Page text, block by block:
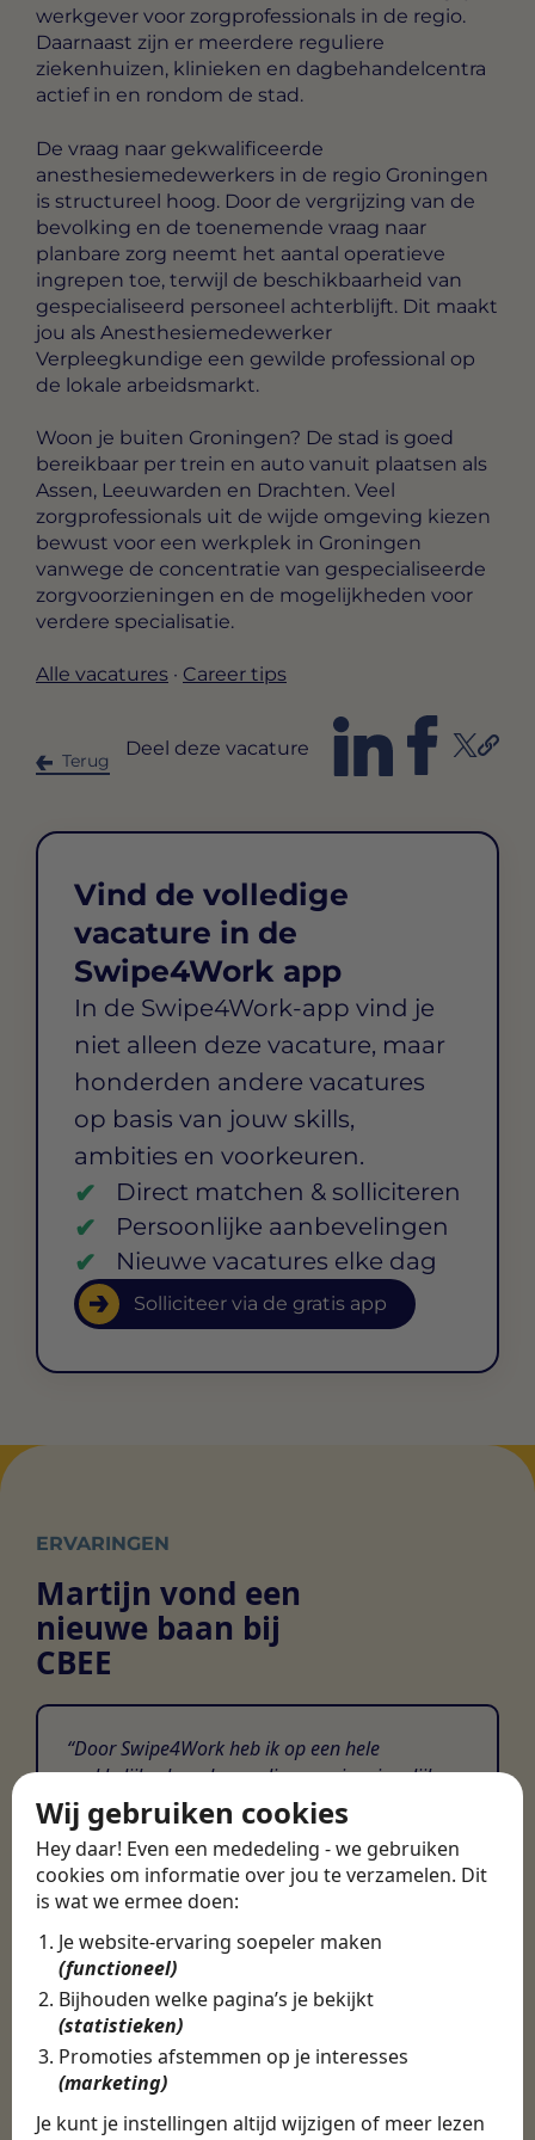
Wij gebruiken cookies
Hey daar! Even een mededeling - we gebruiken
cookies om informatie over jou te verzamelen. Dit
is wat we ermee doen:
Je website-ervaring soepeler maken
(functioneel)
Bijhouden welke pagina’s je bekijkt
(statistieken)
Promoties afstemmen op je interesses
(marketing)
Je kunt je instellingen altijd wijzigen of meer lezen
werkgever voor zorgprofessionals in de regio.
Daarnaast zijn er meerdere reguliere
ziekenhuizen, klinieken en dagbehandelcentra
actief in en rondom de stad.
De vraag naar gekwalificeerde
anesthesiemedewerkers in de regio Groningen
is structureel hoog. Door de vergrijzing van de
bevolking en de toenemende vraag naar
planbare zorg neemt het aantal operatieve
ingrepen toe, terwijl de beschikbaarheid van
gespecialiseerd personeel achterblijft. Dit maakt
jou als Anesthesiemedewerker
Verpleegkundige een gewilde professional op
de lokale arbeidsmarkt.
Woon je buiten Groningen? De stad is goed
bereikbaar per trein en auto vanuit plaatsen als
Assen, Leeuwarden en Drachten. Veel
zorgprofessionals uit de wijde omgeving kiezen
bewust voor een werkplek in Groningen
vanwege de concentratie van gespecialiseerde
zorgvoorzieningen en de mogelijkheden voor
verdere specialisatie.
Alle vacatures · Career tips
Terug
Deel deze vacature
Vind de volledige
vacature in de
Swipe4Work app
In de Swipe4Work-app vind je
niet alleen deze vacature, maar
honderden andere vacatures
op basis van jouw skills,
ambities en voorkeuren.
Direct matchen & solliciteren
Persoonlijke aanbevelingen
Nieuwe vacatures elke dag
Solliciteer via de gratis app
ERVARINGEN
Martijn vond een
nieuwe baan bij
CBEE
Door Swipe4Work heb ik op een hele
makkelijke, laagdrempelige manier eigenlijk
een hele leuke nieuwe baan gevonden. Met heel
veel nieuwe uitdagingen!
Martijn